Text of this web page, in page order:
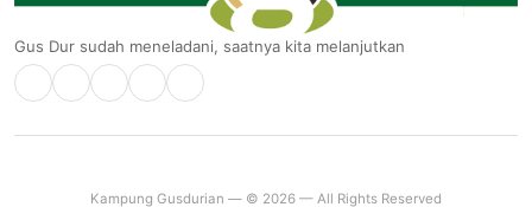
Gus Dur sudah meneladani, saatnya kita melanjutkan
Kampung Gusdurian — © 2026 — All Rights Reserved